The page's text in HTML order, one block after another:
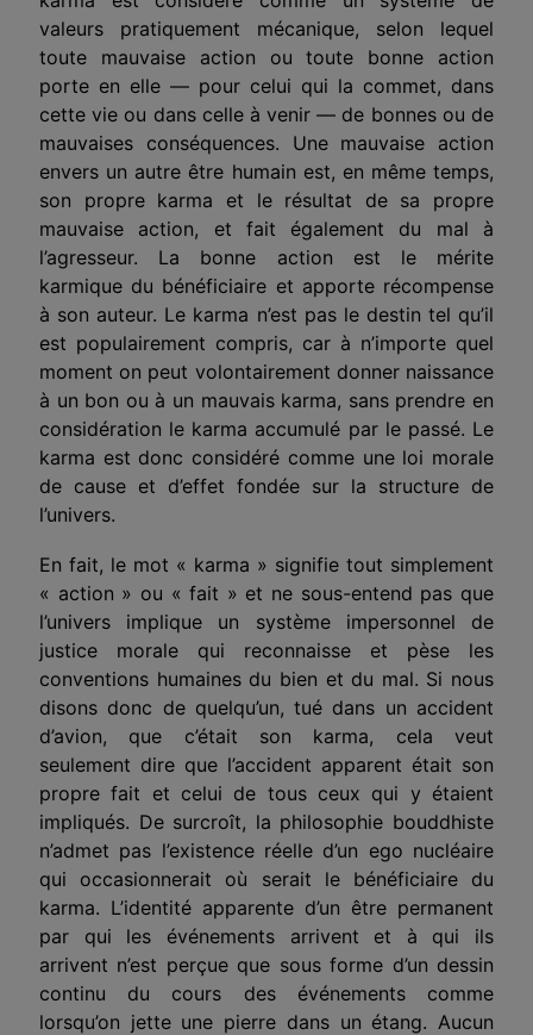
valeurs pratiquement mécanique, selon lequel
toute mauvaise action ou toute bonne action
porte en elle — pour celui qui la commet, dans
cette vie ou dans celle à venir — de bonnes ou de
mauvaises conséquences. Une mauvaise action
envers un autre être humain est, en même temps,
son propre karma et le résultat de sa propre
mauvaise action, et fait également du mal à
l’agresseur. La bonne action est le mérite
karmique du bénéficiaire et apporte récompense
à son auteur. Le karma n’est pas le destin tel qu’il
est populairement compris, car à n’importe quel
moment on peut volontairement donner naissance
à un bon ou à un mauvais karma, sans prendre en
considération le karma accumulé par le passé. Le
karma est donc considéré comme une loi morale
de cause et d’effet fondée sur la structure de
l’univers.
En fait, le mot « karma » signifie tout simplement
« action » ou « fait » et ne sous-entend pas que
l’univers implique un système impersonnel de
justice morale qui reconnaisse et pèse les
conventions humaines du bien et du mal. Si nous
disons donc de quelqu’un, tué dans un accident
d’avion, que c’était son karma, cela veut
seulement dire que l’accident apparent était son
propre fait et celui de tous ceux qui y étaient
impliqués. De surcroît, la philosophie bouddhiste
n’admet pas l’existence réelle d’un ego nucléaire
qui occasionnerait où serait le bénéficiaire du
karma. L’identité apparente d’un être permanent
par qui les événements arrivent et à qui ils
arrivent n’est perçue que sous forme d’un dessin
continu du cours des événements comme
lorsqu’on jette une pierre dans un étang. Aucun